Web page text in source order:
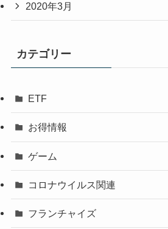
2020年3月
カテゴリー
ETF
お得情報
ゲーム
コロナウイルス関連
フランチャイズ